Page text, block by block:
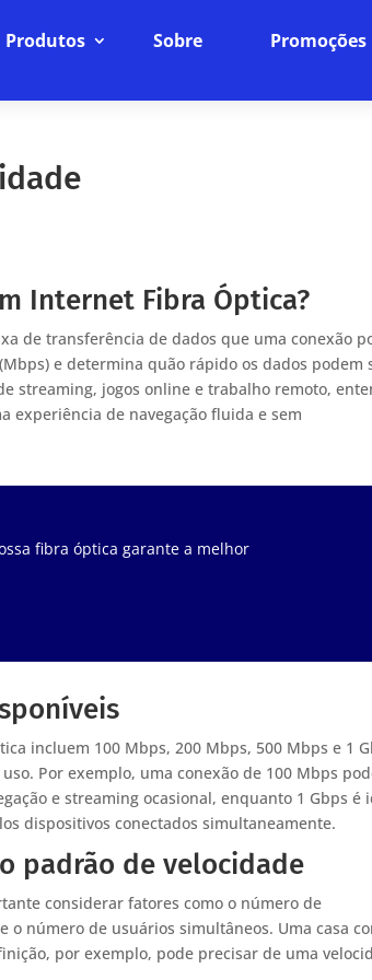
Produtos Sobre Promoções
Internet Fibra Óptica?
de transferência de dados que uma conexão
e determina quão rápido os dados podem
streaming, jogos online e trabalho remoto,
experiência de navegação fluida e sem
fibra óptica garante a melhor
incluem 100 Mbps, 200 Mbps, 500 Mbps e 1
Por exemplo, uma conexão de 100 Mbps
e streaming ocasional, enquanto 1 Gbps é
dispositivos conectados simultaneamente.
padrão de velocidade
considerar fatores como o número de
número de usuários simultâneos. Uma casa
por exemplo, pode precisar de uma